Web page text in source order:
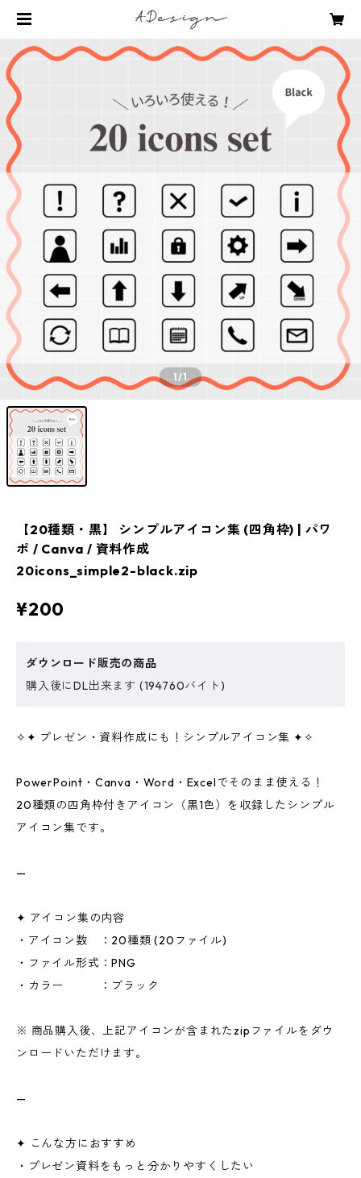
1/1
【20種類・黒】 シンプルアイコン集 (四角枠) | パワ
ポ / Canva / 資料作成
20icons_simple2-black.zip
¥200
ダウンロード販売の商品
購入後にDL出来ます (194760バイト)
✧✦ プレゼン・資料作成にも！シンプルアイコン集 ✦✧
PowerPoint・Canva・Word・Excelでそのまま使える！
20種類の四角枠付きアイコン（黒1色）を収録したシンプル
アイコン集です。
—
✦ アイコン集の内容
・アイコン数 ：20種類 (20ファイル)
・ファイル形式：PNG
・カラー ：ブラック
※ 商品購入後、上記アイコンが含まれたzipファイルをダウ
ンロードいただけます。
—
✦ こんな方におすすめ
・プレゼン資料をもっと分かりやすくしたい